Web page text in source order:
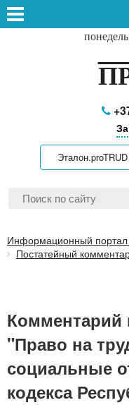
Эталон.proTRUD
Информационный
Постатейный
Комментарий
"Право на
социальные
кодекса